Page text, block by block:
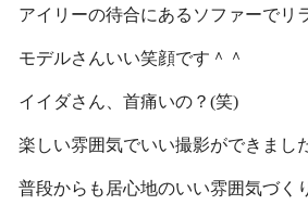
アイリーの待合にあるソファーでリ
モデルさんいい笑顔です＾＾
イイダさん、首痛いの？(笑)
楽しい雰囲気でいい撮影ができまし
普段からも居心地のいい雰囲気づく